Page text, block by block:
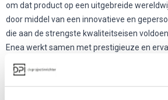
om dat product op een uitgebreide
door middel van een innovatieve en
die aan de strengste kwaliteitseisen
Enea werkt samen met prestigieuze en
Josep Lluscá, Gabriel Teixidó en Lievore